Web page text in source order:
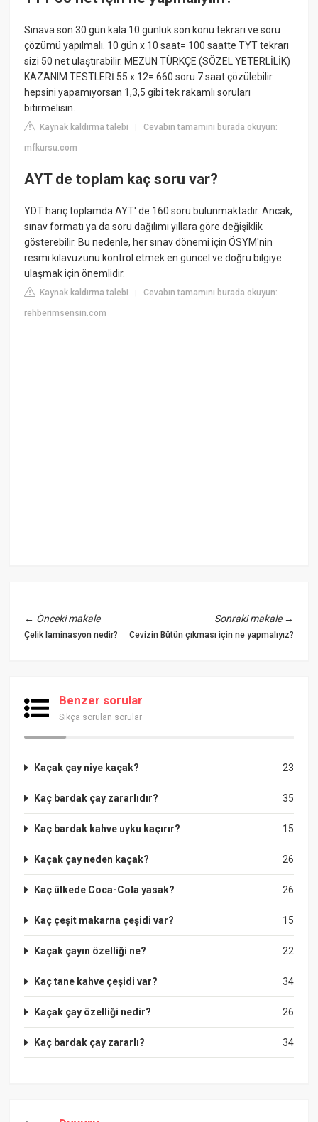
Sınava son 30 gün kala 10 günlük son konu tekrarı ve soru
çözümü yapılmalı. 10 gün x 10 saat= 100 saatte TYT tekrarı
sizi 50 net ulaştırabilir. MEZUN TÜRKÇE (SÖZEL YETERLİLİK)
KAZANIM TESTLERİ 55 x 12= 660 soru 7 saat çözülebilir
hepsini yapamıyorsan 1,3,5 gibi tek rakamlı soruları
bitirmelisin.
Kaynak kaldırma talebi |Cevabın tamamını burada okuyun:
mfkursu.com
AYT de toplam kaç soru var?
YDT hariç toplamda AYT' de 160 soru bulunmaktadır. Ancak,
sınav formatı ya da soru dağılımı yıllara göre değişiklik
gösterebilir. Bu nedenle, her sınav dönemi için ÖSYM'nin
resmi kılavuzunu kontrol etmek en güncel ve doğru bilgiye
ulaşmak için önemlidir.
Kaynak kaldırma talebi |Cevabın tamamını burada okuyun:
rehberimsensin.com
← Önceki makale
Çelik laminasyon nedir?
Sonraki makale→
Cevizin Bütün çıkması için ne yapmalıyız?
Benzer sorular
Sıkça sorulan sorular
23
Kaçak çay niye kaçak?
35
Kaç bardak çay zararlıdır?
15
Kaç bardak kahve uyku kaçırır?
26
Kaçak çay neden kaçak?
26
Kaç ülkede Coca-Cola yasak?
15
Kaç çeşit makarna çeşidi var?
22
Kaçak çayın özelliği ne?
34
Kaç tane kahve çeşidi var?
26
Kaçak çay özelliği nedir?
34
Kaç bardak çay zararlı?